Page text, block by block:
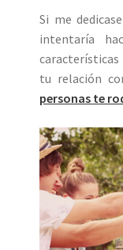
Si me
intentaría
características
tu relación
personas te